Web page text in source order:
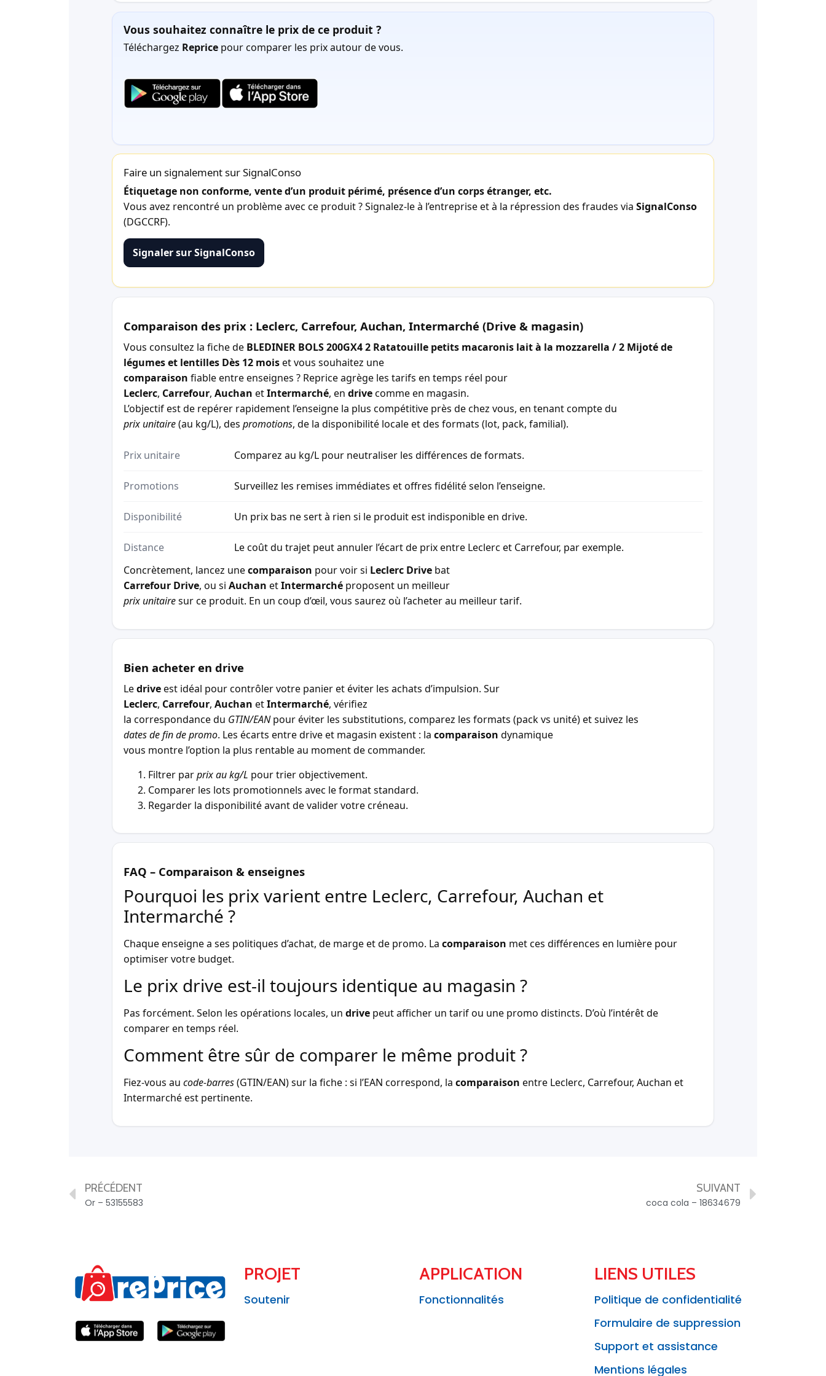
Vous souhaitez connaître le prix de ce produit ?
Téléchargez Reprice pour comparer les prix autour de vous.
Faire un signalement sur SignalConso
Étiquetage non conforme, vente d’un produit périmé, présence d’un corps étranger, etc.
Vous avez rencontré un problème avec ce produit ? Signalez-le à l’entreprise et à la répression des fraudes via SignalConso
(DGCCRF).
Signaler sur SignalConso
Comparaison des prix : Leclerc, Carrefour, Auchan, Intermarché (Drive & magasin)
Vous consultez la fiche de BLEDINER BOLS 200GX4 2 Ratatouille petits macaronis lait à la mozzarella / 2 Mijoté de
légumes et lentilles Dès 12 moiset vous souhaitez une
comparaison fiable entre enseignes ? Reprice agrège les tarifs en temps réel pour
Leclerc, Carrefour, Auchan etIntermarché, en drivecomme en magasin.
L’objectif est de repérer rapidement l’enseigne la plus compétitive près de chez vous, en tenant compte du
prix unitaire(au kg/L), des promotions, de la disponibilité locale et des formats (lot, pack, familial).
Prix unitaire Comparez au kg/L pour neutraliser les différences de formats.
Promotions Surveillez les remises immédiates et offres fidélité selon l’enseigne.
Disponibilité Un prix bas ne sert à rien si le produit est indisponible en drive.
Distance
Le coût du trajet peut annuler l’écart de prix entre Leclerc et Carrefour, par exemple.
Concrètement, lancez unecomparaison pour voir si Leclerc Drive bat
Carrefour Drive, ou si Auchan etIntermarché proposent un meilleur
prix unitairesur ce produit. En un coup d’œil, vous saurez où l’acheter au meilleur tarif.
Bien acheter en drive
Ledriveest idéal pour contrôler votre panier et éviter les achats d’impulsion. Sur
Leclerc, Carrefour, Auchan etIntermarché, vérifiez
la correspondance du GTIN/EANpour éviter les substitutions, comparez les formats (pack vs unité) et suivez les
dates de fin de promo. Les écarts entre drive et magasin existent : la comparaison dynamique
vous montre l’option la plus rentable au moment de commander.
Filtrer parprix au kg/L pour trier objectivement.
Comparer les lots promotionnels avec le format standard.
Regarder la disponibilité avant de valider votre créneau.
FAQ – Comparaison & enseignes
Pourquoi les prix varient entre Leclerc, Carrefour, Auchan et
Intermarché ?
Chaque enseigne a ses politiques d’achat, de marge et de promo. La comparaison met ces différences en lumière pour
optimiser votre budget.
Le prix drive est-il toujours identique au magasin ?
Pas forcément. Selon les opérations locales, un drive peut afficher un tarif ou une promo distincts. D’où l’intérêt de
comparer en temps réel.
Comment être sûr de comparer le même produit ?
Fiez-vous au code-barres(GTIN/EAN) sur la fiche : si l’EAN correspond, la comparaison entre Leclerc, Carrefour, Auchan et
Intermarché est pertinente.
PRÉCÉDENT
Or – 53155583
SUIVANT
coca cola – 18634679
PROJET
Soutenir
APPLICATION
Fonctionnalités
LIENS UTILES
Politique de confidentialité
Formulaire de suppression
Support et assistance
Mentions légales